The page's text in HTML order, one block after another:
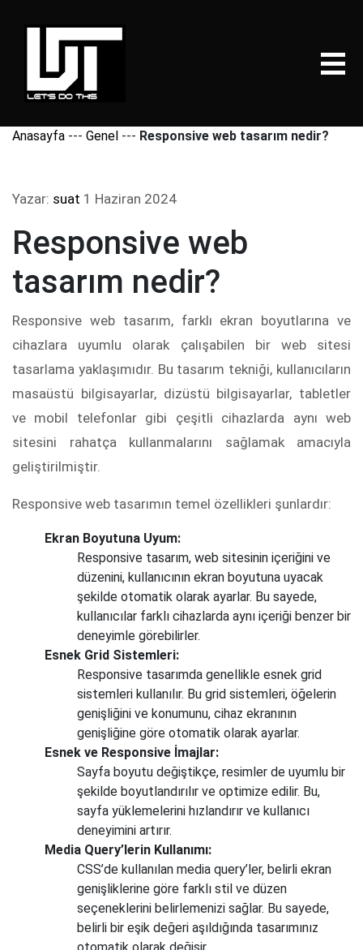
Anasayfa --- Genel --- Responsive web tasarım nedir?
Yazar: suat 1 Haziran 2024
Responsive web
tasarım nedir?
Responsive web tasarım, farklı ekran boyutlarına ve
cihazlara uyumlu olarak çalışabilen bir web sitesi
tasarlama yaklaşımıdır. Bu tasarım tekniği, kullanıcıların
masaüstü bilgisayarlar, dizüstü bilgisayarlar, tabletler
ve mobil telefonlar gibi çeşitli cihazlarda aynı web
sitesini rahatça kullanmalarını sağlamak amacıyla
geliştirilmiştir.
Responsive web tasarımın temel özellikleri şunlardır:
Ekran Boyutuna Uyum:
Responsive tasarım, web sitesinin içeriğini ve
düzenini, kullanıcının ekran boyutuna uyacak
şekilde otomatik olarak ayarlar. Bu sayede,
kullanıcılar farklı cihazlarda aynı içeriği benzer bir
deneyimle görebilirler.
Esnek Grid Sistemleri:
Responsive tasarımda genellikle esnek grid
sistemleri kullanılır. Bu grid sistemleri, öğelerin
genişliğini ve konumunu, cihaz ekranının
genişliğine göre otomatik olarak ayarlar.
Esnek ve Responsive İmajlar:
Sayfa boyutu değiştikçe, resimler de uyumlu bir
şekilde boyutlandırılır ve optimize edilir. Bu,
sayfa yüklemelerini hızlandırır ve kullanıcı
deneyimini artırır.
Media Query’lerin Kullanımı:
CSS’de kullanılan media query’ler, belirli ekran
genişliklerine göre farklı stil ve düzen
seçeneklerini belirlemenizi sağlar. Bu sayede,
belirli bir eşik değeri aşıldığında tasarımınız